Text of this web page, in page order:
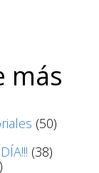
más
(50)
(38)